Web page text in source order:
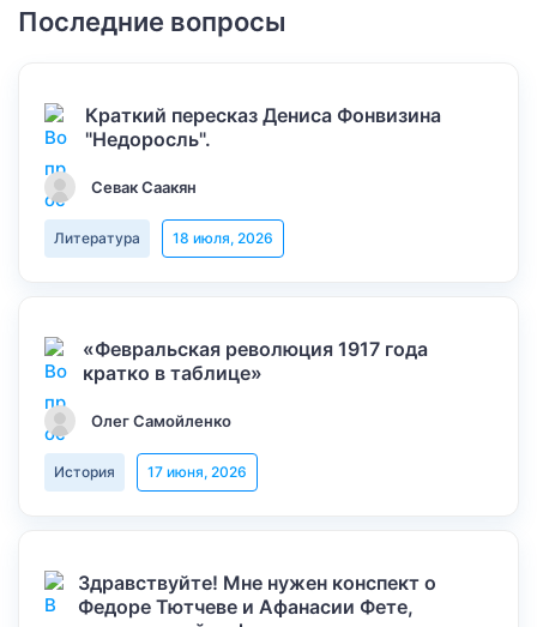
Последние вопросы
Краткий пересказ Дениса Фонвизина
"Недоросль".
Севак Саакян
Литература 18 июля, 2026
«Февральская революция 1917 года
кратко в таблице»
Олег Самойленко
История 17 июня, 2026
Здравствуйте! Мне нужен конспект о
Федоре Тютчеве и Афанасии Фете,